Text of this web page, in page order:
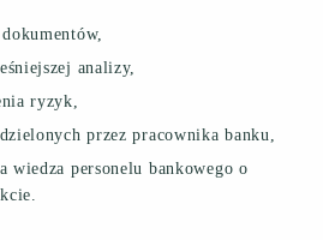
analizy,
ryzyk,
przez pracownika banku,
wiedza personelu bankowego o